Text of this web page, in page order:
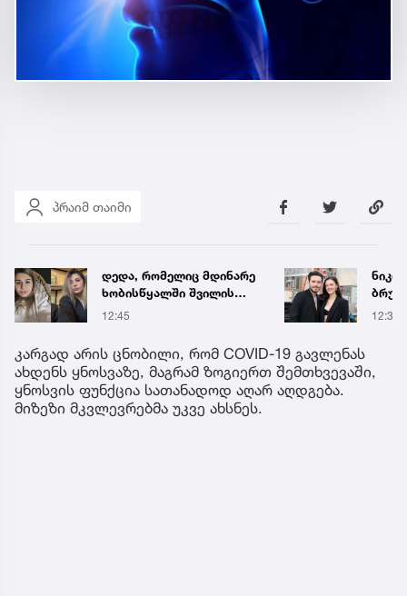
პრაიმ თაიმი
ნიკოლა პელტცი და
ბრუკლინ ბექჰემები 2022
წლის ქორწინების
ითხოვენ? – რა ხდება
ბექჰემების ოჯახში
12:34
ნია
12:56
კარგად არის ცნობილი, რომ COVID-19 გავლენას
ახდენს ყნოსვაზე, მაგრამ ზოგიერთ შემთხვევაში,
ყნოსვის ფუნქცია სათანადოდ აღარ აღდგება.
მიზეზი მკვლევრებმა უკვე ახსნეს.